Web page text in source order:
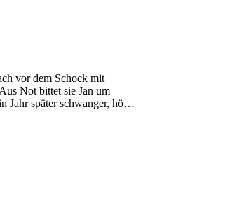
vor dem Schock mit
Not bittet sie Jan um
Jahr später schwanger, hört